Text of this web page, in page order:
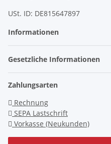
USt. ID: DE815647897
Informationen
Gesetzliche Informationen
Zahlungsarten
Rechnung
SEPA Lastschrift
Vorkasse (Neukunden)